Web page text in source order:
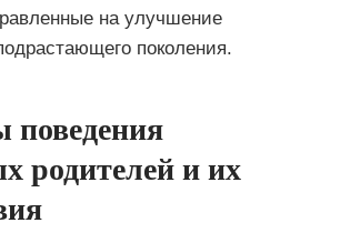
на улучшение
поколения.
поведения
родителей и их